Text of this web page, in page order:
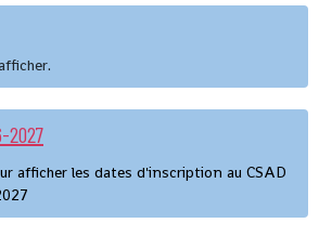
afficher les dates d'inscription au CSAD